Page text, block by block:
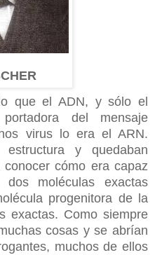
que el ADN, y sólo el
del mensaje
virus lo era el ARN.
y quedaban
cómo era capaz
dos moléculas exactas
progenitora de la
exactas. Como siempre
cosas y se abrían
muchos de ellos